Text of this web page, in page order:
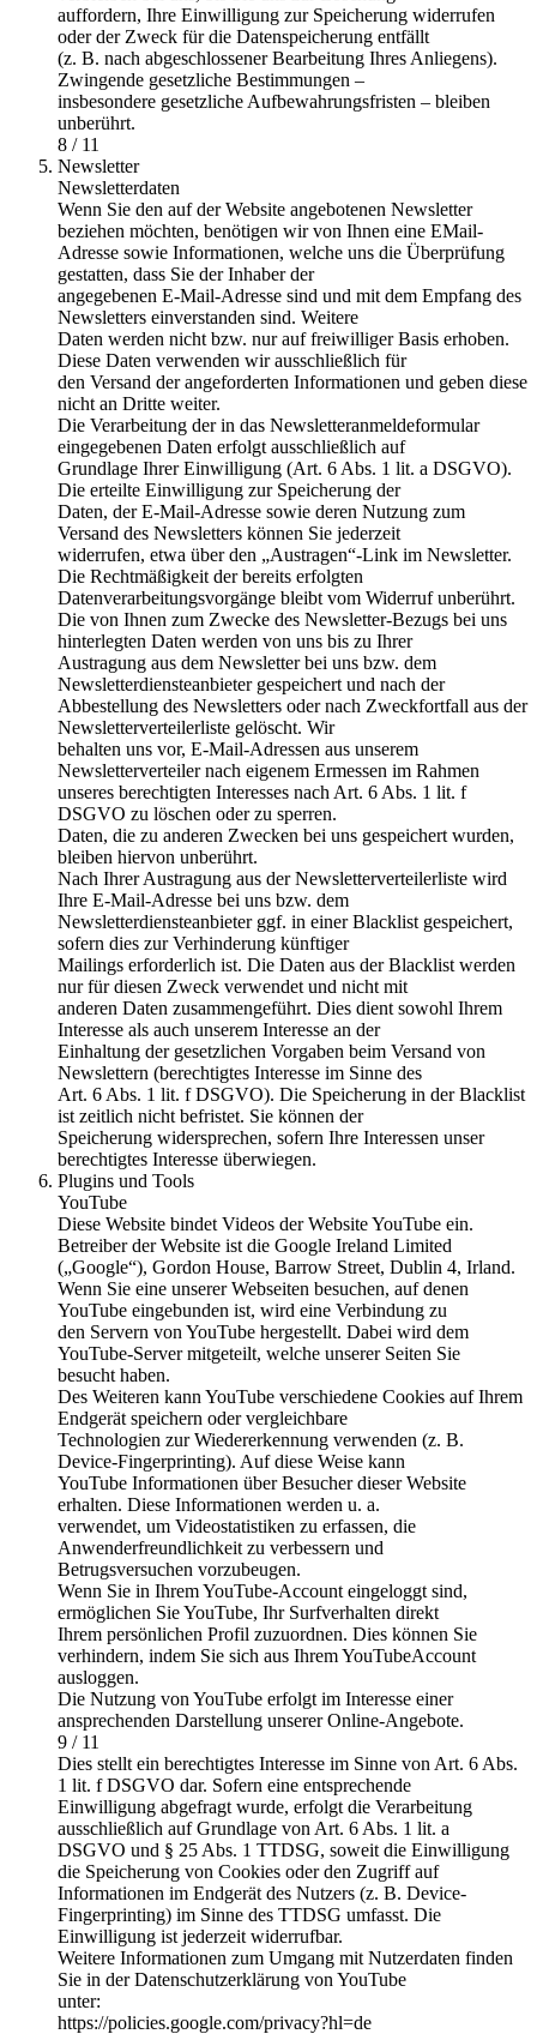
auffordern, Ihre Einwilligung zur Speicherung widerrufen
oder der Zweck für die Datenspeicherung entfällt
(z. B. nach abgeschlossener Bearbeitung Ihres Anliegens).
Zwingende gesetzliche Bestimmungen –
insbesondere gesetzliche Aufbewahrungsfristen – bleiben
unberührt.
8 / 11
Newsletter
Newsletterdaten
Wenn Sie den auf der Website angebotenen Newsletter
beziehen möchten, benötigen wir von Ihnen eine EMail-
Adresse sowie Informationen, welche uns die Überprüfung
gestatten, dass Sie der Inhaber der
angegebenen E-Mail-Adresse sind und mit dem Empfang des
Newsletters einverstanden sind. Weitere
Daten werden nicht bzw. nur auf freiwilliger Basis erhoben.
Diese Daten verwenden wir ausschließlich für
den Versand der angeforderten Informationen und geben diese
nicht an Dritte weiter.
Die Verarbeitung der in das Newsletteranmeldeformular
eingegebenen Daten erfolgt ausschließlich auf
Grundlage Ihrer Einwilligung (Art. 6 Abs. 1 lit. a DSGVO).
Die erteilte Einwilligung zur Speicherung der
Daten, der E-Mail-Adresse sowie deren Nutzung zum
Versand des Newsletters können Sie jederzeit
widerrufen, etwa über den „Austragen“-Link im Newsletter.
Die Rechtmäßigkeit der bereits erfolgten
Datenverarbeitungsvorgänge bleibt vom Widerruf unberührt.
Die von Ihnen zum Zwecke des Newsletter-Bezugs bei uns
hinterlegten Daten werden von uns bis zu Ihrer
Austragung aus dem Newsletter bei uns bzw. dem
Newsletterdiensteanbieter gespeichert und nach der
Abbestellung des Newsletters oder nach Zweckfortfall aus der
Newsletterverteilerliste gelöscht. Wir
behalten uns vor, E-Mail-Adressen aus unserem
Newsletterverteiler nach eigenem Ermessen im Rahmen
unseres berechtigten Interesses nach Art. 6 Abs. 1 lit. f
DSGVO zu löschen oder zu sperren.
Daten, die zu anderen Zwecken bei uns gespeichert wurden,
bleiben hiervon unberührt.
Nach Ihrer Austragung aus der Newsletterverteilerliste wird
Ihre E-Mail-Adresse bei uns bzw. dem
Newsletterdiensteanbieter ggf. in einer Blacklist gespeichert,
sofern dies zur Verhinderung künftiger
Mailings erforderlich ist. Die Daten aus der Blacklist werden
nur für diesen Zweck verwendet und nicht mit
anderen Daten zusammengeführt. Dies dient sowohl Ihrem
Interesse als auch unserem Interesse an der
Einhaltung der gesetzlichen Vorgaben beim Versand von
Newslettern (berechtigtes Interesse im Sinne des
Art. 6 Abs. 1 lit. f DSGVO). Die Speicherung in der Blacklist
ist zeitlich nicht befristet. Sie können der
Speicherung widersprechen, sofern Ihre Interessen unser
berechtigtes Interesse überwiegen.
Plugins und Tools
YouTube
Diese Website bindet Videos der Website YouTube ein.
Betreiber der Website ist die Google Ireland Limited
(„Google“), Gordon House, Barrow Street, Dublin 4, Irland.
Wenn Sie eine unserer Webseiten besuchen, auf denen
YouTube eingebunden ist, wird eine Verbindung zu
den Servern von YouTube hergestellt. Dabei wird dem
YouTube-Server mitgeteilt, welche unserer Seiten Sie
besucht haben.
Des Weiteren kann YouTube verschiedene Cookies auf Ihrem
Endgerät speichern oder vergleichbare
Technologien zur Wiedererkennung verwenden (z. B.
Device-Fingerprinting). Auf diese Weise kann
YouTube Informationen über Besucher dieser Website
erhalten. Diese Informationen werden u. a.
verwendet, um Videostatistiken zu erfassen, die
Anwenderfreundlichkeit zu verbessern und
Betrugsversuchen vorzubeugen.
Wenn Sie in Ihrem YouTube-Account eingeloggt sind,
ermöglichen Sie YouTube, Ihr Surfverhalten direkt
Ihrem persönlichen Profil zuzuordnen. Dies können Sie
verhindern, indem Sie sich aus Ihrem YouTubeAccount
ausloggen.
Die Nutzung von YouTube erfolgt im Interesse einer
ansprechenden Darstellung unserer Online-Angebote.
9 / 11
Dies stellt ein berechtigtes Interesse im Sinne von Art. 6 Abs.
1 lit. f DSGVO dar. Sofern eine entsprechende
Einwilligung abgefragt wurde, erfolgt die Verarbeitung
ausschließlich auf Grundlage von Art. 6 Abs. 1 lit. a
DSGVO und § 25 Abs. 1 TTDSG, soweit die Einwilligung
die Speicherung von Cookies oder den Zugriff auf
Informationen im Endgerät des Nutzers (z. B. Device-
Fingerprinting) im Sinne des TTDSG umfasst. Die
Einwilligung ist jederzeit widerrufbar.
Weitere Informationen zum Umgang mit Nutzerdaten finden
Sie in der Datenschutzerklärung von YouTube
unter:
https://policies.google.com/privacy?hl=de